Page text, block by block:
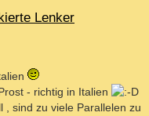
Lenker
- richtig in Italien
, sind zu viele Parallelen zu